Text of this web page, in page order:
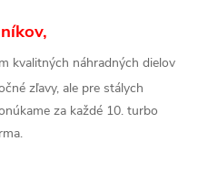
kvalitných náhradných dielov
zľavy, ale pre stálych
za každé 10. turbo